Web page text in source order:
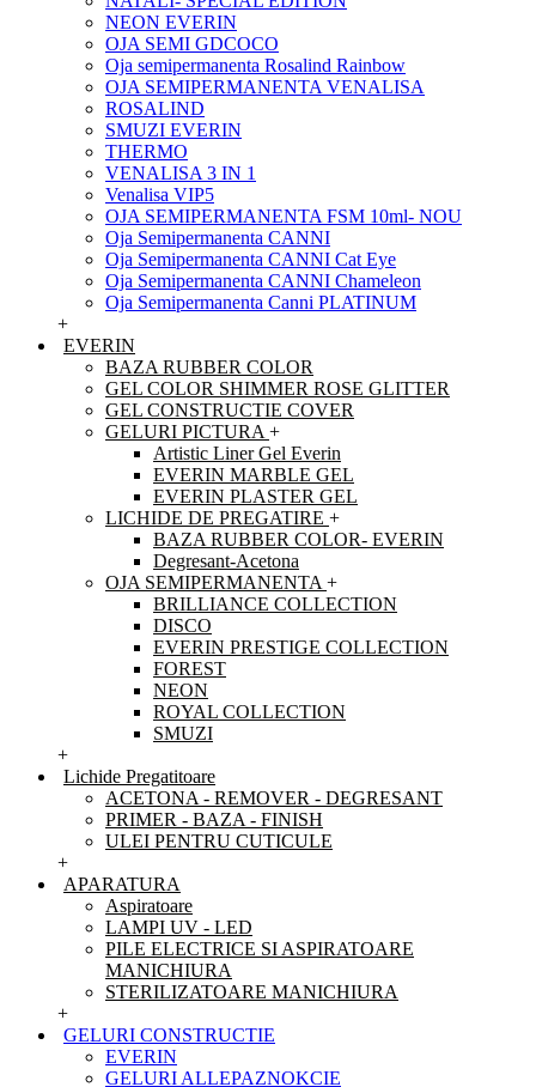
NEON EVERIN
OJA SEMI GDCOCO
Oja semipermanenta Rosalind Rainbow
OJA SEMIPERMANENTA VENALISA
ROSALIND
SMUZI EVERIN
THERMO
VENALISA 3 IN 1
Venalisa VIP5
OJA SEMIPERMANENTA FSM 10ml- NOU
Oja Semipermanenta CANNI
Oja Semipermanenta CANNI Cat Eye
Oja Semipermanenta CANNI Chameleon
Oja Semipermanenta Canni PLATINUM
+
EVERIN
BAZA RUBBER COLOR
GEL COLOR SHIMMER ROSE GLITTER
GEL CONSTRUCTIE COVER
GELURI PICTURA +
Artistic Liner Gel Everin
EVERIN MARBLE GEL
EVERIN PLASTER GEL
LICHIDE DE PREGATIRE +
BAZA RUBBER COLOR- EVERIN
Degresant-Acetona
OJA SEMIPERMANENTA +
BRILLIANCE COLLECTION
DISCO
EVERIN PRESTIGE COLLECTION
FOREST
NEON
ROYAL COLLECTION
SMUZI
+
Lichide Pregatitoare
ACETONA - REMOVER - DEGRESANT
PRIMER - BAZA - FINISH
ULEI PENTRU CUTICULE
+
APARATURA
Aspiratoare
LAMPI UV - LED
PILE ELECTRICE SI ASPIRATOARE
MANICHIURA
STERILIZATOARE MANICHIURA
+
GELURI CONSTRUCTIE
EVERIN
GELURI ALLEPAZNOKCIE